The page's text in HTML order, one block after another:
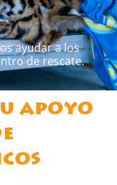
ayudar a los
de rescate.
apoyo